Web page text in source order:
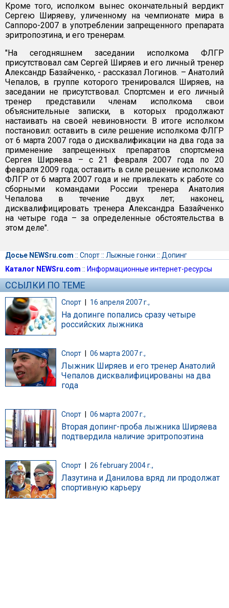
Кроме того, исполком вынес окончательный вердикт
Сергею Ширяеву, уличенному на чемпионате мира в
Саппоро-2007 в употреблении запрещенного препарата
эритропоэтина, и его тренерам.
"На сегодняшнем заседании исполкома ФЛГР
присутствовал сам Сергей Ширяев и его личный тренер
Александр Базайченко, - рассказал Логинов. – Анатолий
Чепалов, в группе которого тренировался Ширяев, на
заседании не присутствовал. Спортсмен и его личный
тренер представили членам исполкома свои
объяснительные записки, в которых продолжают
настаивать на своей невиновности. В итоге исполком
постановил: оставить в силе решение исполкома ФЛГР
от 6 марта 2007 года о дисквалификации на два года за
применение запрещенных препаратов спортсмена
Сергея Ширяева – с 21 февраля 2007 года по 20
февраля 2009 года; оставить в силе решение исполкома
ФЛГР от 6 марта 2007 года и не привлекать к работе со
сборными командами России тренера Анатолия
Чепалова в течение двух лет; наконец,
дисквалифицировать тренера Александра Базайченко
на четыре года – за определенные обстоятельства в
этом деле".
Досье NEWSru.com :: Спорт:: Лыжные гонки :: Допинг
Каталог NEWSru.com :: Информационные интернет-ресурсы
ССЫЛКИ ПО ТЕМЕ
Спорт | 16 апреля 2007 г.,
На допинге попались сразу четыре
российских лыжника
Спорт 06 марта 2007 г.,
Лыжник Ширяев и его тренер Анатолий
Чепалов дисквалифицированы на два
года
Спорт 06 марта 2007 г.,
Вторая допинг-проба лыжника Ширяева
подтвердила наличие эритропоэтина
Спорт 26 february 2004 г.,
Лазутина и Данилова вряд ли продолжат
спортивную карьеру